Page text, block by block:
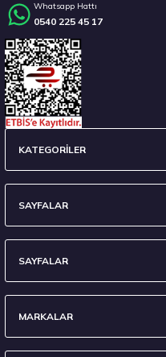
Stokta 12 Adet
Whatsapp Hattı
0540 225 45 17
KATEGORİLER
SAYFALAR
SAYFALAR
MARKALAR